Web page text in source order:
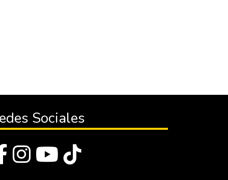
Sociales